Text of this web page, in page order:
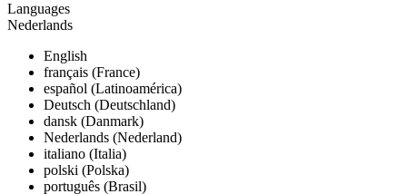
Languages
Nederlands
English
français (France)
español (Latinoamérica)
Deutsch (Deutschland)
dansk (Danmark)
Nederlands (Nederland)
italiano (Italia)
polski (Polska)
português (Brasil)